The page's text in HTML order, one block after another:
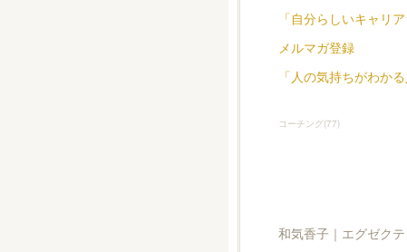
「自分らしいキャリ
メルマガ登録
「人の気持ちがわか
コーチング(77)
和気香子｜エグゼク